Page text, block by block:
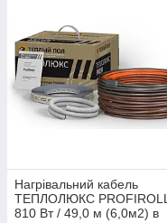
Нагрівальний кабель
ТЕПЛОЛЮКС PROFIROLL
810 Вт / 49,0 м (6,0м2) в